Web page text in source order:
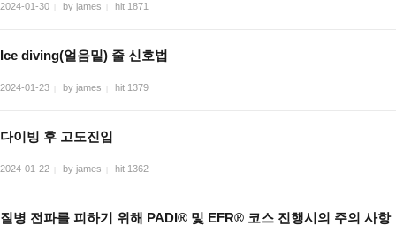
2024-01-30 by james hit 1871
Ice diving(얼음밑) 줄 신호법
2024-01-23 by james hit 1379
다이빙 후 고도진입
2024-01-22 by james hit 1362
질병 전파를 피하기 위해 PADI® 및 EFR® 코스 진행시의 주의 사항